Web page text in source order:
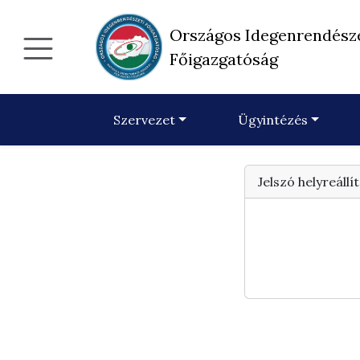
Országos
Főigazgatóság
Szervezet Ügyintézés
Jelszó